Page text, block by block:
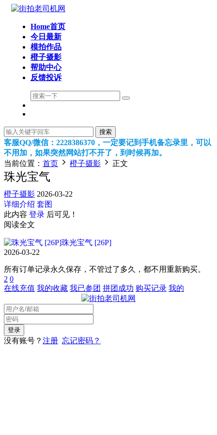
Home首页
今日最新
模拍作品
橙子摄影
帮助中心
反馈投诉
搜索
客服QQ/微信：2228386370，一定要记到手机备忘录里，可以
不用加，如果突然网站打不开了，到时候再加。
当前位置： 首页 橙子摄影 正文
珠光宝气
橙子摄影 2026-03-22
详细介绍 套图
此内容 登录 后可见！
阅读全文
珠光宝气 [26P]
2026-03-22
所有订单记录永久保存，不管过了多久，都不用重新购买。
2 0
在线充值 我的收藏 我已参团 拼团成功 购买记录 我的
没有账号？ 注册 忘记密码？